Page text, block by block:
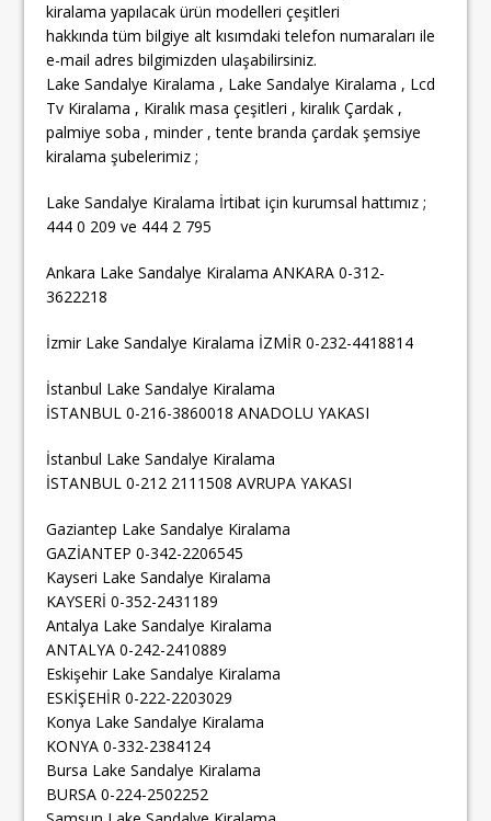
kiralama yapılacak ürün modelleri çeşitleri
hakkında tüm bilgiye alt kısımdaki telefon numaraları ile
e-mail adres bilgimizden ulaşabilirsiniz.
Lake Sandalye Kiralama , Lake Sandalye Kiralama , Lcd
Tv Kiralama , Kiralık masa çeşitleri , kiralık Çardak ,
palmiye soba , minder , tente branda çardak şemsiye
kiralama şubelerimiz ;
Lake Sandalye Kiralama İrtibat için kurumsal hattımız ;
444 0 209 ve 444 2 795
Ankara Lake Sandalye Kiralama ANKARA 0-312-
3622218
İzmir Lake Sandalye Kiralama İZMİR 0-232-4418814
İstanbul Lake Sandalye Kiralama
İSTANBUL 0-216-3860018 ANADOLU YAKASI
İstanbul Lake Sandalye Kiralama
İSTANBUL 0-212 2111508 AVRUPA YAKASI
Gaziantep Lake Sandalye Kiralama
GAZİANTEP 0-342-2206545
Kayseri Lake Sandalye Kiralama
KAYSERİ 0-352-2431189
Antalya Lake Sandalye Kiralama
ANTALYA 0-242-2410889
Eskişehir Lake Sandalye Kiralama
ESKİŞEHİR 0-222-2203029
Konya Lake Sandalye Kiralama
KONYA 0-332-2384124
Bursa Lake Sandalye Kiralama
BURSA 0-224-2502252